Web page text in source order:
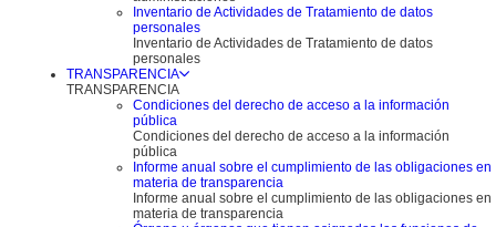
Inventario de Actividades de Tratamiento de datos
personales
Inventario de Actividades de Tratamiento de datos
personales
TRANSPARENCIA
TRANSPARENCIA
Condiciones del derecho de acceso a la información
pública
Condiciones del derecho de acceso a la información
pública
Informe anual sobre el cumplimiento de las obligaciones en
materia de transparencia
Informe anual sobre el cumplimiento de las obligaciones en
materia de transparencia